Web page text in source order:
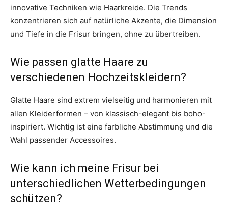
innovative Techniken wie Haarkreide. Die Trends
konzentrieren sich auf natürliche Akzente, die Dimension
und Tiefe in die Frisur bringen, ohne zu übertreiben.
Wie passen glatte Haare zu
verschiedenen Hochzeitskleidern?
Glatte Haare sind extrem vielseitig und harmonieren mit
allen Kleiderformen – von klassisch-elegant bis boho-
inspiriert. Wichtig ist eine farbliche Abstimmung und die
Wahl passender Accessoires.
Wie kann ich meine Frisur bei
unterschiedlichen Wetterbedingungen
schützen?